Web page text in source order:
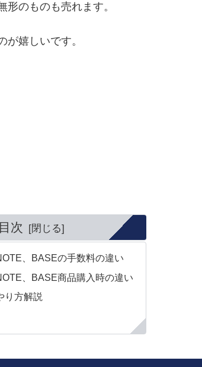
のものも売れます。
嬉しいです。
目次
、BASEの手数料の違い
、BASE商品購入時の違い
り方解説